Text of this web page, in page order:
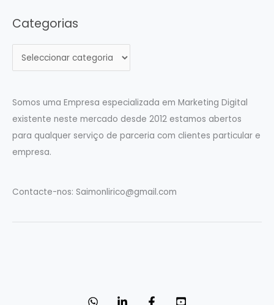
Categorias
a
e
g
o
r
Somos uma Empresa especializada em Marketing Digital
existente neste mercado desde 2012 estamos abertos
para qualquer serviço de parceria com clientes particular e
empresa.
Contacte-nos: Saimonlirico@gmail.com